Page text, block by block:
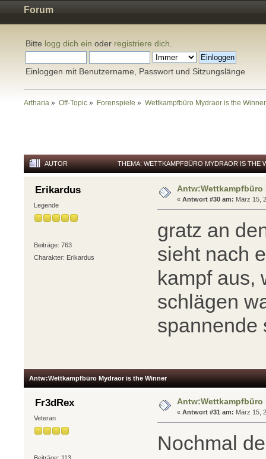
Forum
Bitte logg dich ein oder registriere dich
Einloggen mit Benutzername, Passwort und Sitzungslänge
Artharia » Off-Topic » Forenspiele » Wettkampfbüro Mydraor is the Winner
AUTOR THEMA: WETTKAMPFBÜRO MYDRAOR IS THE
Erikardus
Legende
Beiträge: 763
Charakter: Erikardus
Antw:Wettkampfbüro
«Antwort #30 am: März 15,
gratz an
sieht nach
kampf aus,
schlägen
spannende
Antw:Wettkampfbüro Mydraor is the Winner
Fr3dRex
Veteran
Antw:Wettkampfbüro
«Antwort #31 am: März 15,
Nochmal